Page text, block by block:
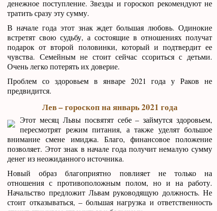
денежное поступление. Звезды и гороскоп рекомендуют не
тратить сразу эту сумму.
В начале года этот знак ждет большая любовь. Одинокие
встретят свою судьбу, а состоящие в отношениях получат
подарок от второй половинки, который и подтвердит ее
чувства. Семейным не стоит сейчас ссориться с детьми.
Очень легко потерять их доверие.
Проблем со здоровьем в январе 2021 года у Раков не
предвидится.
Лев – гороскоп на январь 2021 года
Этот месяц Львы посвятят себе – займутся здоровьем,
пересмотрят режим питания, а также уделят большое
внимание смене имиджа. Благо, финансовое положение
позволяет. Этот знак в начале года получит немалую сумму
денег из неожиданного источника.
Новый образ благоприятно повлияет не только на
отношения с противоположным полом, но и на работу.
Начальство предложит Львам руководящую должность. Не
стоит отказываться, – большая нагрузка и ответственность